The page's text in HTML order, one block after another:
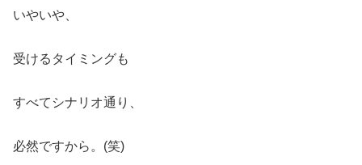
いやいや、
受けるタイミングも
すべてシナリオ通り、
必然ですから。(笑)